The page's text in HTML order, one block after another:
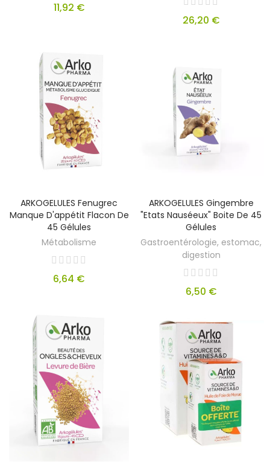
11,92 €
26,20 €
ARKOGELULES Fenugrec
Manque D'appétit Flacon De
45 Gélules
Métabolisme
6,64 €
ARKOGELULES Gingembre
"Etats Nauséeux" Boite De 45
Gélules
Gastroentérologie, estomac,
digestion
6,50 €